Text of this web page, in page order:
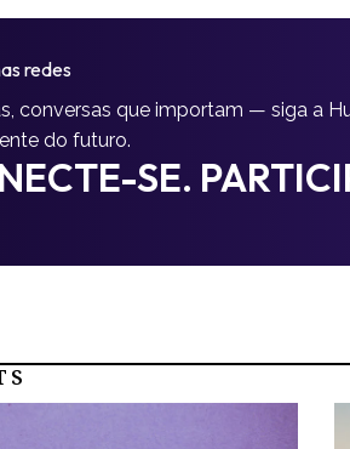
redes
conversas que importam — siga a
do futuro.
SE.